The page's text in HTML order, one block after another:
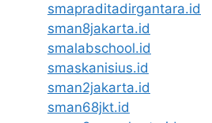
smapraditadirgantara.id
sman8jakarta.id
smalabschool.id
smaskanisius.id
sman2jakarta.id
sman68jkt.id